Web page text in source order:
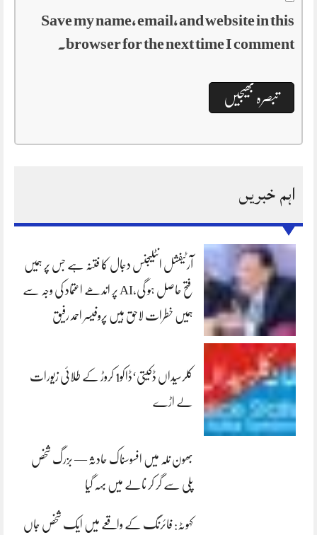
Save my name, email, and website in this
browser for the next time I comment.
اہم خبریں
آرٹیفشل انٹلیجنس دجال کا فتنہ ہے جس پر ہمیں
فتح حاصل ہو گی،AI پر اندھے اعتماد کی وجہ سے
ہمیں خطرات لاحق ہیں پروفیسر احمد رفیق
کلرسیداں ڈکیتی‘ڈاکو1 کروڑ کے طلائی زیورات
لے اڑے
بھون نلہ میں افسوسناک حادثہ — بزرگ شخص
پلی سے گر کر نالے میں بہہ گیا
کہوٹہ: فائرنگ کے واقعے میں ایک شخص جاں